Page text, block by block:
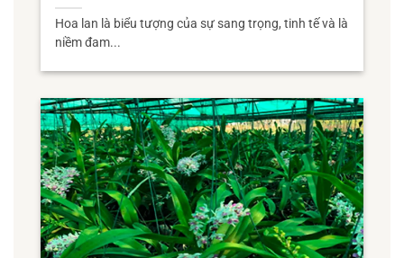
Hoa lan là biểu tượng của sự sang trọng, tinh tế và là
niềm đam...